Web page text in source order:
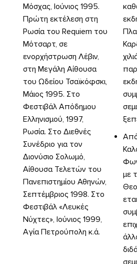
Μόσχας, Ιούνιος 1995.
Πρώτη εκτέλεση στη
Ρωσία του Requiem του
Μότσαρτ, σε
ενορχήστρωση Λέβιν,
στη Μεγάλη Αίθουσα
του Ωδείου Τσαϊκόφσκι,
Μάιος 1995. Στο
Φεστιβάλ Απόδημου
Ελληνισμού, 1997,
Ρωσία. Στο Διεθνές
Συνέδριο για τον
Διονύσιο Σολωμό,
Αίθουσα Τελετών του
Πανεπιστημίου Αθηνών,
Σεπτέμβριος 1998. Στο
Φεστιβάλ «Λευκές
Νύχτες», Ιούνιος 1999,
Αγία Πετρούπολη κ.ά.
με